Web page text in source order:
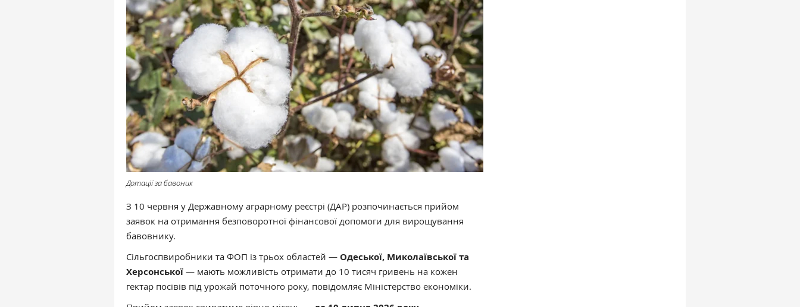
Дотації за бавоник
З 10 червня у Державному аграрному реєстрі (ДАР) розпочинається прийом
заявок на отримання безповоротної фінансової допомоги для вирощування
бавовнику.
Сільгоспвиробники та ФОП із трьох областей — Одеської, Миколаївської та
Херсонської — мають можливість отримати до 10 тисяч гривень на кожен
гектар посівів під урожай поточного року, повідомляє Міністерство економіки.